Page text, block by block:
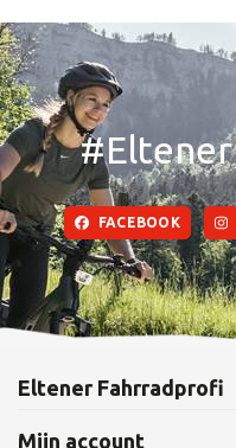
FACEBOOK
Eltener Fahrradprofi
Mijn account